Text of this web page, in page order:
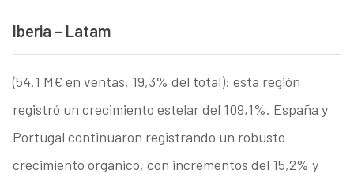
Iberia – Latam
(54,1 M€ en ventas, 19,3% del total): esta región
registró un crecimiento estelar del 109,1%. España y
Portugal continuaron registrando un robusto
crecimiento orgánico, con incrementos del 15,2% y